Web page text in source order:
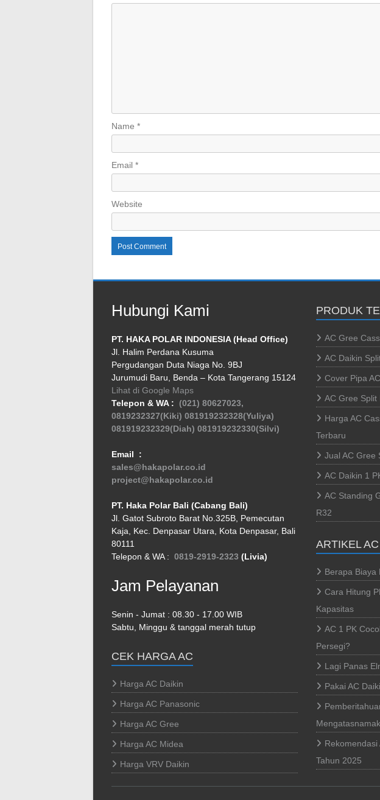
Name *
Email *
Website
Hubungi Kami
PT. HAKA POLAR INDONESIA (Head Office)
Jl. Halim Perdana Kusuma
Pergudangan Duta Niaga No. 9BJ
Jurumudi Baru, Benda – Kota Tangerang 15124
Lihat di Google Maps
Telepon & WA : (021) 80627023,
0819232327(Kiki) 081919232328(Yuliya)
081919232329(Diah) 081919232330(Silvi)
Email :
sales@hakapolar.co.id
project@hakapolar.co.id
PT. Haka Polar Bali (Cabang Bali)
Jl. Gatot Subroto Barat No.325B, Pemecutan
Kaja, Kec. Denpasar Utara, Kota Denpasar, Bali
80111
Telepon & WA : 0819-2919-2323 (Livia)
Jam Pelayanan
Senin - Jumat : 08.30 - 17.00 WIB
Sabtu, Minggu & tanggal merah tutup
CEK HARGA AC
Harga AC Daikin
Harga AC Panasonic
Harga AC Gree
Harga AC Midea
Harga VRV Daikin
PRODUK
AC Gree
AC Daikin
Cover Pipa
AC Gree
Harga AC
Terbaru
Jual AC Gree
AC Daikin 1
AC Standing
R32
ARTIKEL
Berapa Biaya
Cara Hitung
Kapasitas
AC 1 PK
Persegi?
Lagi Panas
Pakai AC
Tahun 2025